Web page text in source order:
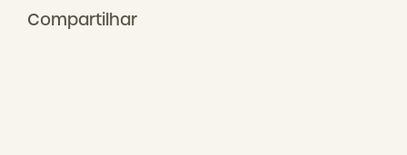
Compartilhar